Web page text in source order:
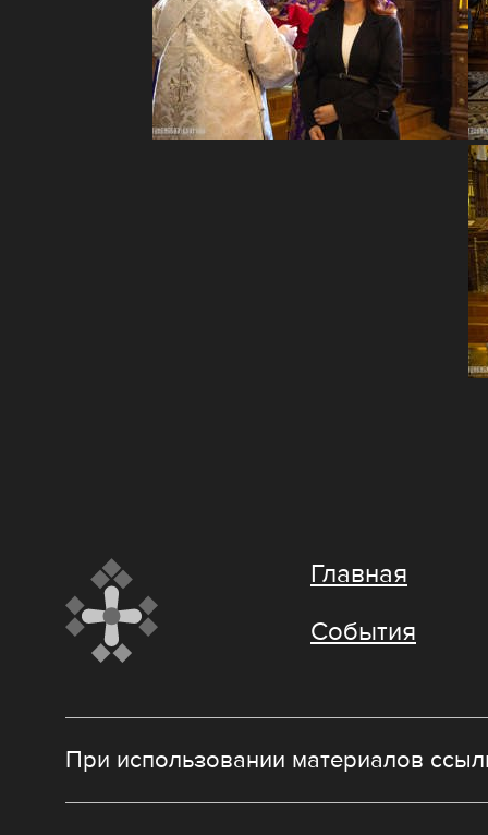
Главная
События
При использовании материалов